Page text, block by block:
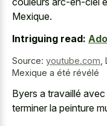
Mexique.
Intriguing read:
Source: youtube.com
Mexique a été révélé
Byers a travaillé
terminer la peinture